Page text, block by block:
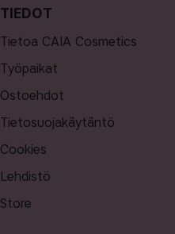
TIEDOT
Tietoa CAIA Cosmetics
Työpaikat
Ostoehdot
Tietosuojakäytäntö
Cookies
Lehdistö
Store